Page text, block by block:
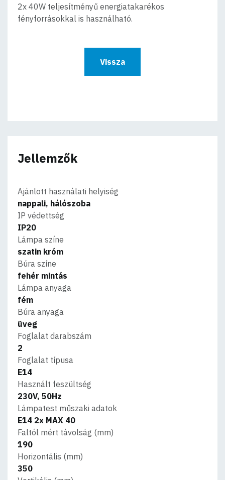
2x 40W teljesítményű energiatakarékos
fényforrásokkal is használható.
Vissza
Jellemzők
Ajánlott használati helyiség
nappali, hálószoba
IP védettség
IP20
Lámpa színe
szatin króm
Búra színe
fehér mintás
Lámpa anyaga
fém
Búra anyaga
üveg
Foglalat darabszám
2
Foglalat típusa
E14
Használt feszültség
230V, 50Hz
Lámpatest műszaki adatok
E14 2x MAX 40
Faltól mért távolság (mm)
190
Horizontális (mm)
350